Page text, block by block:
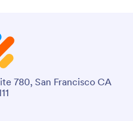
780, San Francisco CA